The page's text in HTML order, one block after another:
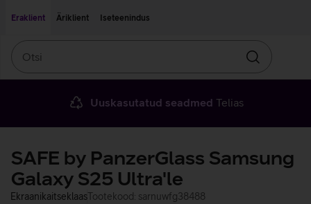
Eraklient
Äriklient Iseteenindus
Otsin
Uuskasutatud seadmed Telias
SAFE by PanzerGlass Samsung
Galaxy S25 Ultra'le
EkraanikaitseklaasTootekood: sarnuwfg38488